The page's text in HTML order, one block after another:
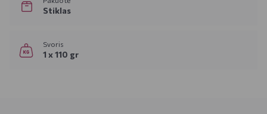
Stiklas
Svoris
1 x 110 gr